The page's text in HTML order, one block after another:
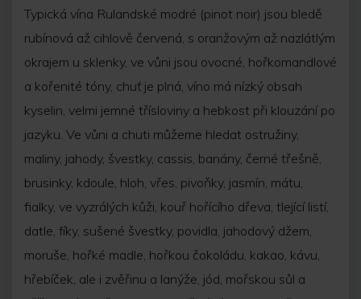
Typická vína Rulandské modré (pinot noir) jsou bledě
rubínová až cihlově červená, s oranžovým až nazlátlým
okrajem u sklenky, ve vůni jsou ovocné, hořkomandlové
a kořenité tóny, chuť je plná, víno má nízký obsah
kyselin, velmi jemné třísloviny a hebkost při klouzání po
jazyku. Ve vůni a chuti můžeme hledat ostružiny,
maliny, jahody, švestky, cassis, banány, černé třešně,
brusinky, kdoule, hloh, vřes, pivoňky, jasmín, mátu,
fialky, ve vyzrálých kůži, kouř hořícího dřeva, tlející listí,
datle, fíky, sušené švestky, povidla, jahodový džem,
moruše, hořké madle, hořkou čokoládu, kakao, kávu,
hřebíček, ale i zvěřinu a lanýže, jód, mořskou sůl a